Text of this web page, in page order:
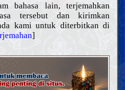
bahasa lain, terjemahkan
tersebut dan kirimkan
kami untuk diterbitkan di
]
dan wakaf
hewan
hijrah di jalan Allah
menyeru kebenaran, dan